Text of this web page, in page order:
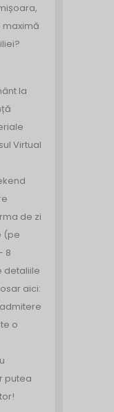
maximă
la
Virtual
de zi
(pe
8
detaliile
aici:
o
putea